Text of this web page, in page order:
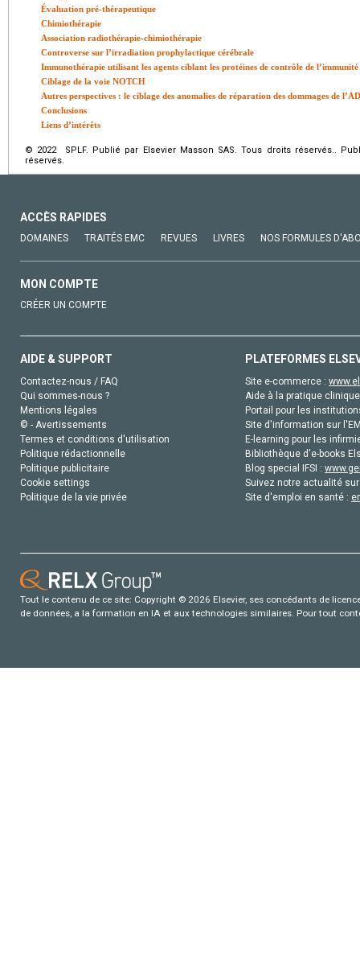
Évaluation pré-thérapeutique
Chimiothérapie
Association radiothérapie-chimiothérapie
Controverse sur l’irradiation prophylactique cérébrale
Immunothérapie utilisant les agents ciblant les protéines de contrôle de l’immunité
Ciblage de la voie NOTCH
Autres perspectives : le ciblage des anomalies de réparation des dommages de
Conclusions
Liens d’intérêts
© 2022 SPLF. Publié par Elsevier Masson SAS. Tous droits réservés..
réservés.
ACCÈS RAPIDES
DOMAINES TRAITÉS EMC REVUES LIVRES NOS FORMULES
MON COMPTE
CRÉER UN COMPTE
AIDE & SUPPORT
Contactez-nous / FAQ
Qui sommes-nous ?
Mentions légales
© - Avertissements
Termes et conditions d'utilisation
Politique rédactionnelle
Politique publicitaire
Cookie settings
Politique de la vie privée
PLATEFORMES
Site e-commerce :
Aide à la pratique
Portail pour les
Site d'information sur
E-learning pour les
Bibliothèque d'e-books
Blog special IFSI :
Suivez notre actualité
Site d'emploi en santé :
Tout le contenu de ce site: Copyright © 2026 Elsevier, ses concédants de
de données, a la formation en IA et aux technologies similaires. Pour tout